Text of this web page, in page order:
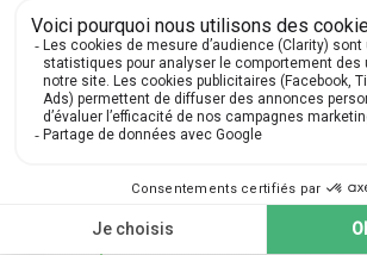
l'analyse des
valeurs réelles
Oublier que l'inflationpeut
apparente en perte effective de
À présent, pourquoi ne pas vous
autres grandeurs économiques
valeur nominalepour mieux